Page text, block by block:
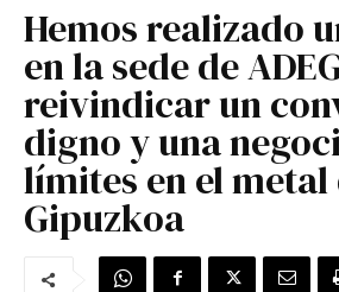
Hemos realizado
en la sede de
reivindicar un
digno y una
límites en el metal
Gipuzkoa